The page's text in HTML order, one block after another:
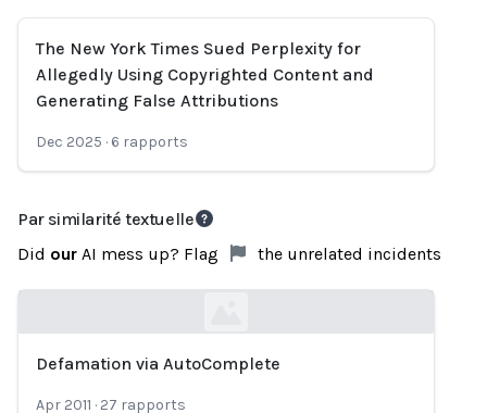
The New York Times Sued Perplexity for
Allegedly Using Copyrighted Content and
Generating False Attributions
Dec 2025 · 6 rapports
Par similarité textuelle
Did our AI mess up? Flag the unrelated incidents
Defamation via AutoComplete
Apr 2011 · 27 rapports